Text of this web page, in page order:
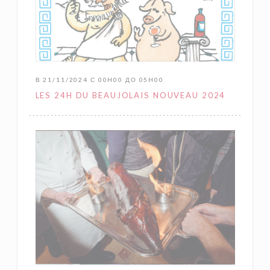
В 21/11/2024 С 00H00 ДО 05H00
LES 24H DU BEAUJOLAIS NOUVEAU 2024